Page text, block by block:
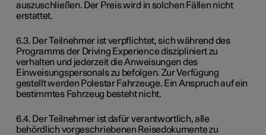
auszuschließen. Der Preis wird in solchen Fällen nicht
erstattet.
6.3. Der Teilnehmer ist verpflichtet, sich während des
Programms der Driving Experience diszipliniert zu
verhalten und jederzeit die Anweisungen des
Einweisungspersonals zu befolgen. Zur Verfügung
gestellt werden Polestar Fahrzeuge. Ein Anspruch auf ein
bestimmtes Fahrzeug besteht nicht.
6.4. Der Teilnehmer ist dafür verantwortlich, alle
behördlich vorgeschriebenen Reisedokumente zu